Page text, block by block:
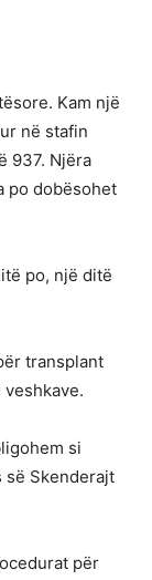
Kam një
në stafin
937. Njëra
po dobësohet
po, një ditë
transplant
si
së Skenderajt
për